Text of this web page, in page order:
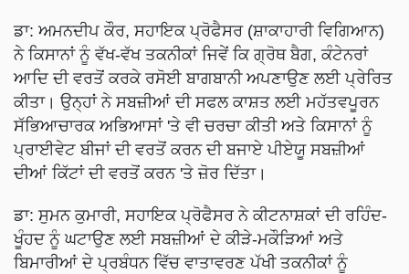
ਡਾ: ਅਮਨਦੀਪ ਕੌਰ, ਸਹਾਇਕ ਪ੍ਰੋਫੈਸਰ (ਸ਼ਾਕਾਹਾਰੀ ਵਿਗਿਆਨ)
ਨੇ ਕਿਸਾਨਾਂ ਨੂੰ ਵੱਖ-ਵੱਖ ਤਕਨੀਕਾਂ ਜਿਵੇਂ ਕਿ ਗ੍ਰੋਥ ਬੈਗ, ਕੰਟੇਨਰਾਂ
ਆਦਿ ਦੀ ਵਰਤੋਂ ਕਰਕੇ ਰਸੋਈ ਬਾਗਬਾਨੀ ਅਪਣਾਉਣ ਲਈ ਪ੍ਰੇਰਿਤ
ਕੀਤਾ। ਉਨ੍ਹਾਂ ਨੇ ਸਬਜ਼ੀਆਂ ਦੀ ਸਫਲ ਕਾਸ਼ਤ ਲਈ ਮਹੱਤਵਪੂਰਨ
ਸੱਭਿਆਚਾਰਕ ਅਭਿਆਸਾਂ 'ਤੇ ਵੀ ਚਰਚਾ ਕੀਤੀ ਅਤੇ ਕਿਸਾਨਾਂ ਨੂੰ
ਪ੍ਰਾਈਵੇਟ ਬੀਜਾਂ ਦੀ ਵਰਤੋਂ ਕਰਨ ਦੀ ਬਜਾਏ ਪੀਏਯੂ ਸਬਜ਼ੀਆਂ
ਦੀਆਂ ਕਿੱਟਾਂ ਦੀ ਵਰਤੋਂ ਕਰਨ 'ਤੇ ਜ਼ੋਰ ਦਿੱਤਾ।
ਡਾ: ਸੁਮਨ ਕੁਮਾਰੀ, ਸਹਾਇਕ ਪ੍ਰੋਫੈਸਰ ਨੇ ਕੀਟਨਾਸ਼ਕਾਂ ਦੀ ਰਹਿੰਦ-
ਖੂੰਹਦ ਨੂੰ ਘਟਾਉਣ ਲਈ ਸਬਜ਼ੀਆਂ ਦੇ ਕੀੜੇ-ਮਕੌੜਿਆਂ ਅਤੇ
ਬਿਮਾਰੀਆਂ ਦੇ ਪ੍ਰਬੰਧਨ ਵਿੱਚ ਵਾਤਾਵਰਣ ਪੱਖੀ ਤਕਨੀਕਾਂ ਨੂੰ